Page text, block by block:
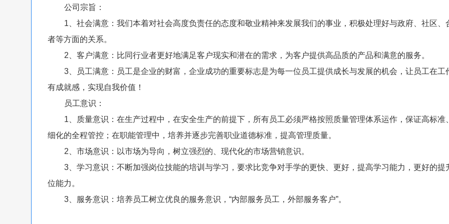
公司宗旨：
1、社会满意：我们本着对社会高度负责任的态度和敬业精神来发展我们的事业，积极处理好与政府、社区、
者等方面的关系。
2、客户满意：比同行业者更好地满足客户现实和潜在的需求，为客户提供高品质的产品和满意的服务。
3、员工满意：员工是企业的财富，企业成功的重要标志是为每一位员工提供成长与发展的机会，让员工在工
有成就感，实现自我价值！
员工意识：
1、质量意识：在生产过程中，在安全生产的前提下，所有员工必须严格按照质量管理体系运作，保证高标准
细化的全程管控；在职能管理中，培养并逐步完善职业道德标准，提高管理质量。
2、市场意识：以市场为导向，树立强烈的、现代化的市场营销意识。
3、学习意识：不断加强岗位技能的培训与学习，要求比竞争对手学的更快、更好，提高学习能力，更好的提
位能力。
3、服务意识：培养员工树立优良的服务意识，“内部服务员工，外部服务客户”。